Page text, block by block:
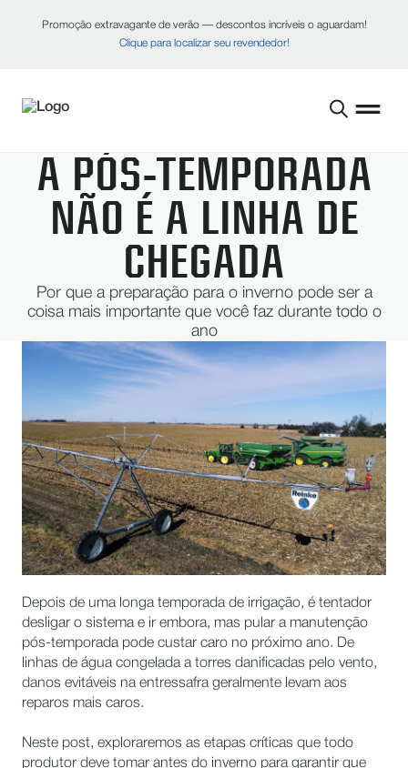
Promoção extravagante de verão — descontos incríveis o aguardam!
Clique para localizar seu revendedor!
A PÓS-TEMPORADA
NÃO É A LINHA DE
CHEGADA
Por que a preparação para o inverno pode ser a
coisa mais importante que você faz durante todo o
ano
Depois de uma longa temporada de irrigação, é tentador
desligar o sistema e ir embora, mas pular a manutenção
pós-temporada pode custar caro no próximo ano. De
linhas de água congelada a torres danificadas pelo vento,
danos evitáveis na entressafra geralmente levam aos
reparos mais caros.
Neste post, exploraremos as etapas críticas que todo
produtor deve tomar antes do inverno para garantir que